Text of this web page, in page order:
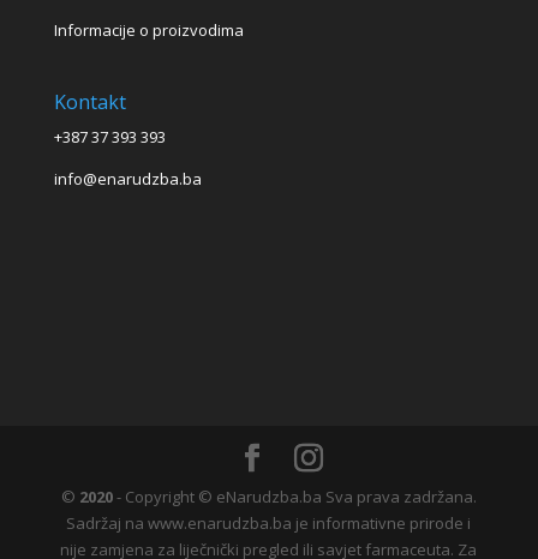
Informacije o proizvodima
Kontakt
+387 37 393 393
info@enarudzba.ba
© 2020- Copyright © eNarudzba.ba Sva prava zadržana.
Sadržaj na www.enarudzba.ba je informativne prirode i
nije zamjena za liječnički pregled ili savjet farmaceuta. Za